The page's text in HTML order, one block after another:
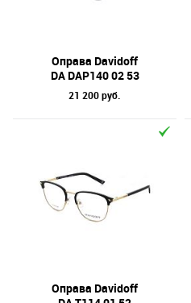
Оправа Davidoff
DA DAP140 02 53
21 200 руб.
Оправа Davidoff